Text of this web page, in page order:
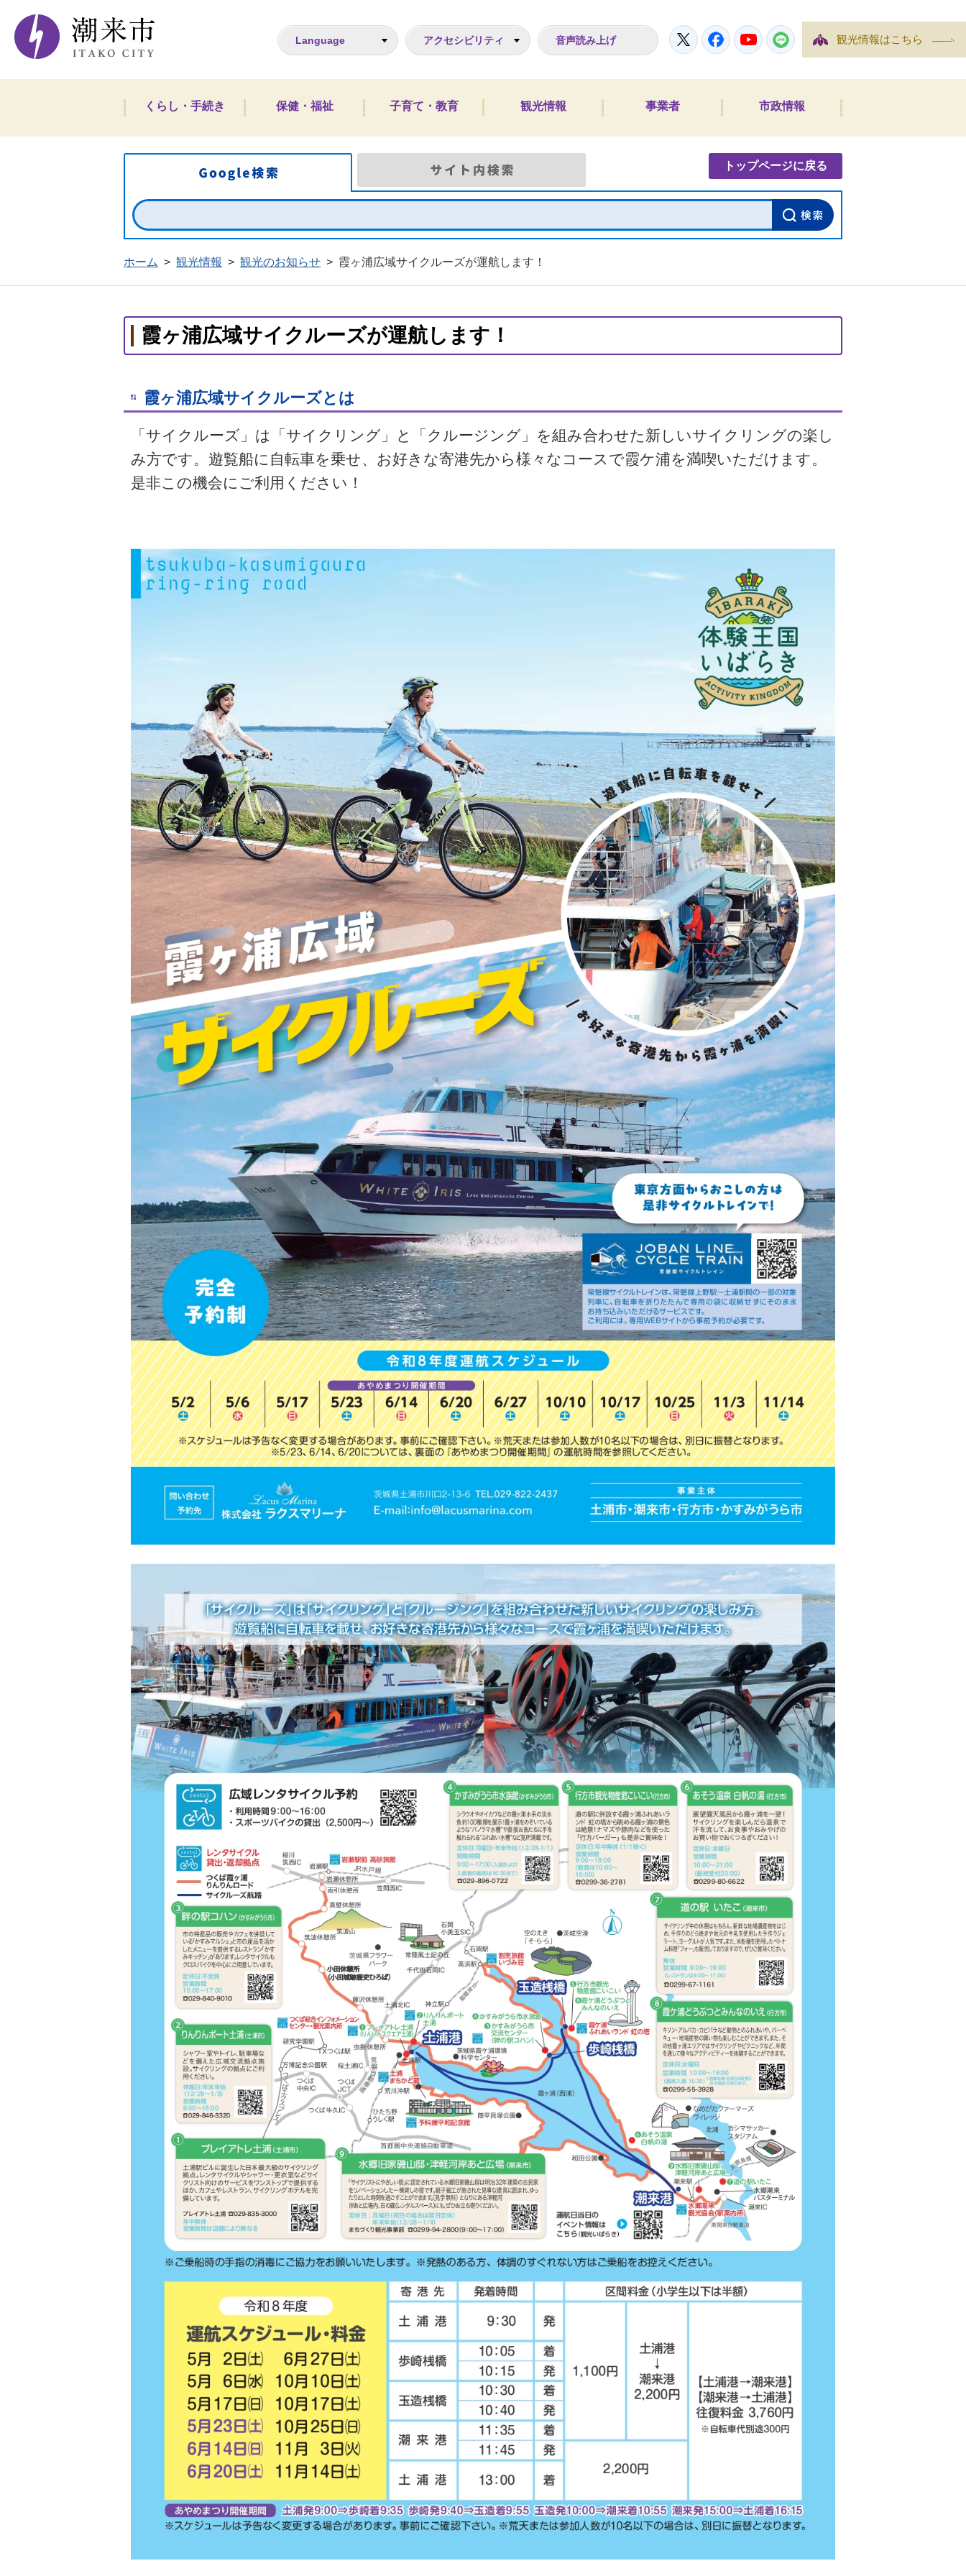
潮来市ホームページ
Language アクセシビリティ 音声読み上げ TwitterFacebookYouTubeLINE 観光情報はこちら
くらし・手続き 保健・福祉 子育て・教育 観光情報 事業者 市政情報
Google検索 トップページに戻る
ホーム > 観光情報 > 観光のお知らせ > 霞ヶ浦広域サイクルーズが運航します！
霞ヶ浦広域サイクルーズが運航します！
霞ヶ浦広域サイクルーズとは
「サイクルーズ」は「サイクリング」と「クルージング」を組み合わせた新しいサイクリングの楽し
み方です。遊覧船に自転車を乗せ、お好きな寄港先から様々なコースで霞ケ浦を満喫いただけます。
是非この機会にご利用ください！